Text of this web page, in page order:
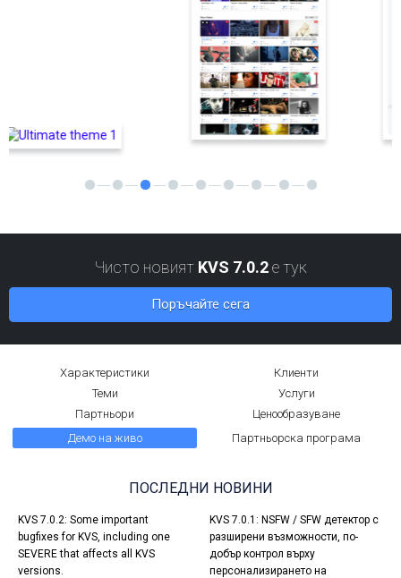
Чисто новият KVS 7.0.2е тук
Поръчайте сега
Характеристики
Клиенти
Теми
Услуги
Партньори
Ценообразуване
Демо на живо
Партньорска програма
ПОСЛЕДНИ НОВИНИ
KVS 7.0.2: Some important
bugfixes for KVS, including one
SEVERE that affects all KVS
versions.
KVS 7.0.1: NSFW / SFW детектор с
разширени възможности, по-
добър контрол върху
персонализирането на